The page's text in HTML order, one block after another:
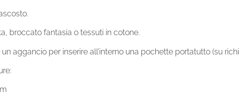
broccato fantasia o tessuti in cotone.
aggancio per inserire all’interno una pochette portatutto (su